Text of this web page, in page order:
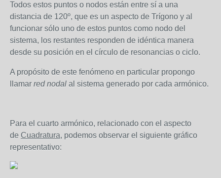
Todos estos puntos o nodos están entre sí a una
distancia de 120º, que es un aspecto de Trígono y al
funcionar sólo uno de estos puntos como nodo del
sistema, los restantes responden de idéntica manera
desde su posición en el círculo de resonancias o ciclo.
A propósito de este fenómeno en particular propongo
llamar red nodal al sistema generado por cada armónico.
Para el cuarto armónico, relacionado con el aspecto
de Cuadratura, podemos observar el siguiente gráfico
representativo: